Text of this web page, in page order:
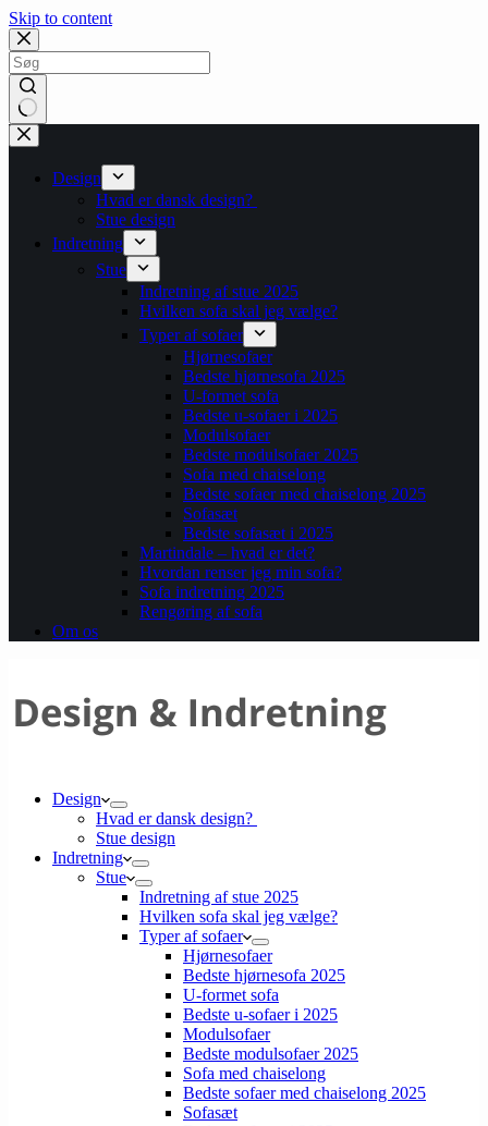
Skip to content
No
results
Design
Hvad er dansk design?
Stue design
Indretning
Stue
Indretning af stue 2025
Hvilken sofa skal jeg vælge?
Typer af sofaer
Hjørnesofaer
Bedste hjørnesofa 2025
U-formet sofa
Bedste u-sofaer i 2025
Modulsofaer
Bedste modulsofaer 2025
Sofa med chaiselong
Bedste sofaer med chaiselong 2025
Sofasæt
Bedste sofasæt i 2025
Martindale – hvad er det?
Hvordan renser jeg min sofa?
Sofa indretning 2025
Rengøring af sofa
Om os
Design
Hvad er dansk design?
Stue design
Indretning
Stue
Indretning af stue 2025
Hvilken sofa skal jeg vælge?
Typer af sofaer
Hjørnesofaer
Bedste hjørnesofa 2025
U-formet sofa
Bedste u-sofaer i 2025
Modulsofaer
Bedste modulsofaer 2025
Sofa med chaiselong
Bedste sofaer med chaiselong 2025
Sofasæt